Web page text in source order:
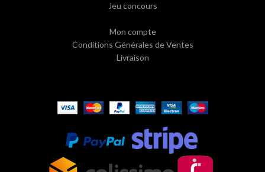
Jeu concours
Mon compte
Conditions Générales de Ventes
Livraison